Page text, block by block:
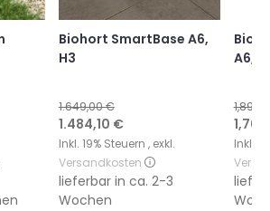
Biohort SmartBase A6,
H3
1.649,00 €
Sonderangebot
1.484,10 €
Inkl. 19% Steuern , exkl.
Versandkosten
lieferbar in ca. 2-3
Wochen
A6,
Inkl.